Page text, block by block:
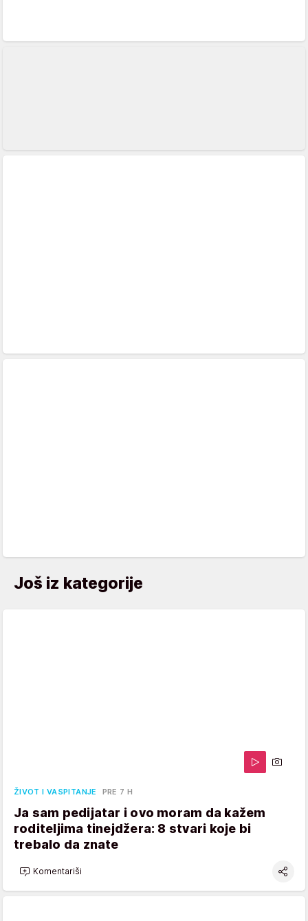
Još iz kategorije
ŽIVOT I VASPITANJE PRE 7 H
Ja sam pedijatar i ovo moram da kažem
roditeljima tinejdžera: 8 stvari koje bi
trebalo da znate
Komentariši